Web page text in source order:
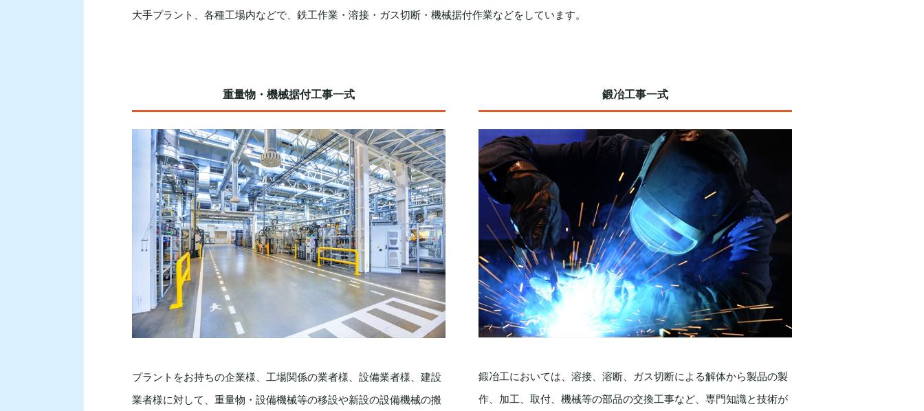
大手プラント、各種工場内などで、鉄工作業・溶接・ガス切断・機械据付作業などをしています。
重量物・機械据付工事一式
プラントをお持ちの企業様、工場関係の業者様、設備業者様、建設
業者様に対して、重量物・設備機械等の移設や新設の設備機械の搬
鍛冶工事一式
鍛冶工においては、溶接、溶断、ガス切断による解体から製品の製
作、加工、取付、機械等の部品の交換工事など、専門知識と技術が